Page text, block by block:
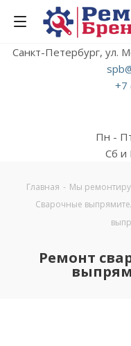
Санкт-Петербург, ул.
+7
Пн -
Сб и
Главная - Мы
Сварочные
Ремонт